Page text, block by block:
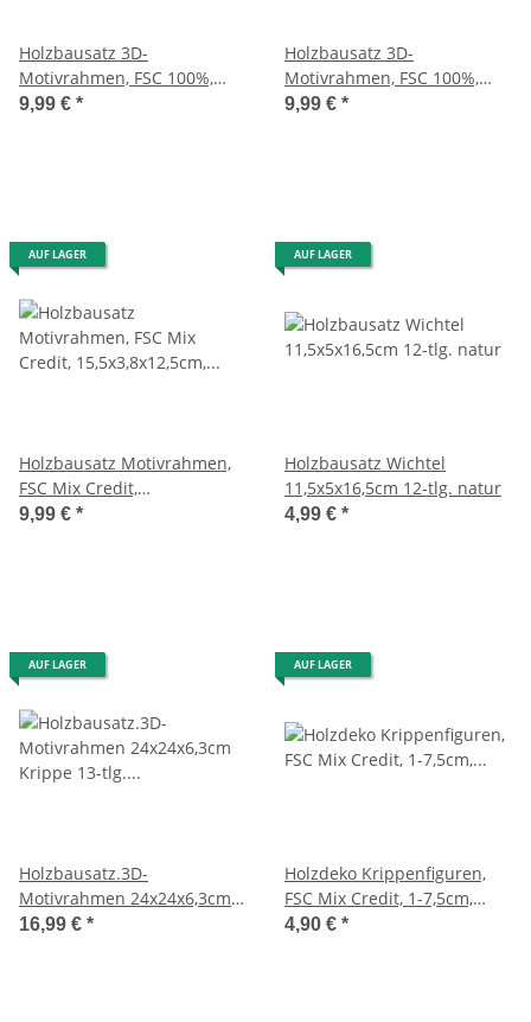
Holzbausatz 3D-
Motivrahmen, FSC 100%,
20x30x6,6cm, 8-tlg. , Box
9,99 € *
Holzbausatz 3D-
Motivrahmen, FSC 100%,
24x24x6,6cm, 8-tlg. , Box
9,99 € *
AUF LAGER
Holzbausatz Motivrahmen,
FSC Mix Credit,
15,5x3,8x12,5cm, Wichtel, 16-
9,99 € *
AUF LAGER
Holzbausatz Wichtel
11,5x5x16,5cm 12-tlg. natur
4,99 € *
AUF LAGER
Holzbausatz.3D-
Motivrahmen 24x24x6,3cm
Krippe 13-tlg. 1Set natur
16,99 € *
AUF LAGER
Holzdeko Krippenfiguren,
FSC Mix Credit, 1-7,5cm,
Stärke 6mm, SB-Btl. 12Stück,
4,90 € *